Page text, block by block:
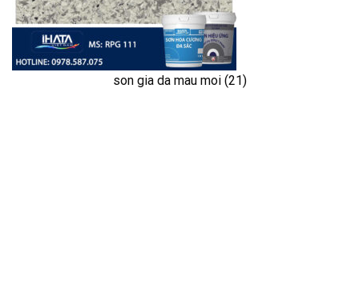
son gia da mau moi (21)